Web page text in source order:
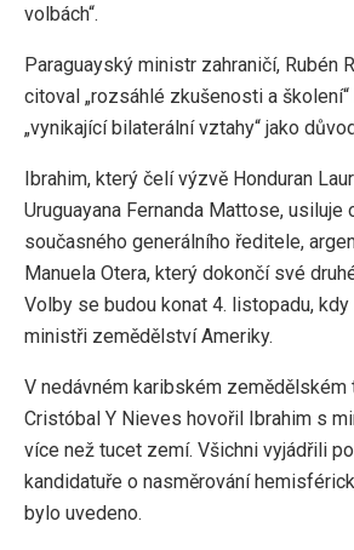
volbách“.
Paraguayský ministr zahraničí, Rubén
citoval „rozsáhlé zkušenosti a školení“
„vynikající bilaterální vztahy“ jako
Ibrahim, který čelí výzvě Honduran
Uruguayana Fernanda Mattose, usiluje
současného generálního ředitele,
Manuela Otera, který dokončí své
Volby se budou konat 4. listopadu,
ministři zemědělství Ameriky.
V nedávném karibském zemědělském
Cristóbal Y Nieves hovořil Ibrahim s
více než tucet zemí. Všichni vyjádřili
kandidatuře o nasměrování
bylo uvedeno.